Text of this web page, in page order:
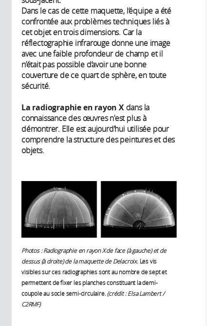
Dans le cas de cette maquette, l’équipe a été
confrontée aux problèmes techniques liés à
cet objet en trois dimensions. Car la
réflectographie infrarouge donne une image
avec une faible profondeur de champ et il
n’était pas possible d’avoir une bonne
couverture de ce quart de sphère, en toute
sécurité.
La radiographieen rayon Xdans la
connaissance des œuvres n'est plus à
démontrer. Elle est aujourd’hui utilisée pour
comprendre la structure des peintures et des
objets.
Photos : Radiographie en rayon X de face (à gauche) et de
dessus (à droite) de la maquette de Delacroix. Les vis
visibles sur ces radiographies sont au nombre de sept et
permettent de fixer les planches constituant la demi-
coupole au socle semi-circulaire.(crédit : Elsa Lambert /
C2RMF)